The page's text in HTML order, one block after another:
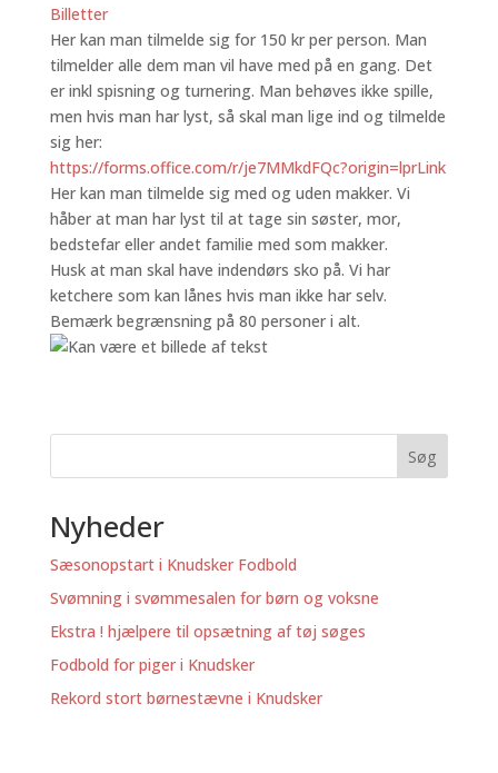
Billetter
Her kan man tilmelde sig for 150 kr per person. Man
tilmelder alle dem man vil have med på en gang. Det
er inkl spisning og turnering. Man behøves ikke spille,
men hvis man har lyst, så skal man lige ind og tilmelde
sig her:
https://forms.office.com/r/je7MMkdFQc?origin=lprLink
Her kan man tilmelde sig med og uden makker. Vi
håber at man har lyst til at tage sin søster, mor,
bedstefar eller andet familie med som makker.
Husk at man skal have indendørs sko på. Vi har
ketchere som kan lånes hvis man ikke har selv.
Bemærk begrænsning på 80 personer i alt.
Søg
Nyheder
Sæsonopstart i Knudsker Fodbold
Svømning i svømmesalen for børn og voksne
Ekstra ! hjælpere til opsætning af tøj søges
Fodbold for piger i Knudsker
Rekord stort børnestævne i Knudsker